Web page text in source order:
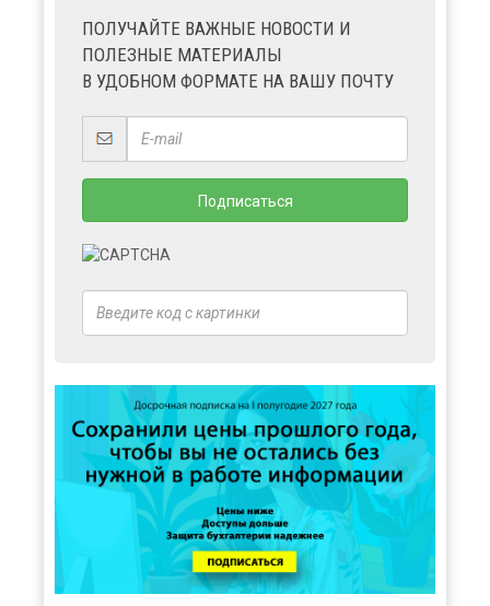
ПОЛУЧАЙТЕ ВАЖНЫЕ НОВОСТИ И
ПОЛЕЗНЫЕ МАТЕРИАЛЫ
В УДОБНОМ ФОРМАТЕ НА ВАШУ ПОЧТУ